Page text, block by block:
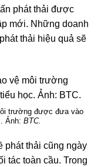
phát thải được
mới. Những doanh
thải hiệu quả sẽ
trường được đưa vào
Ảnh: BTC.
phát thải cũng ngày
tác toàn cầu. Trong